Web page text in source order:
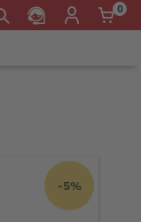
0
-5%